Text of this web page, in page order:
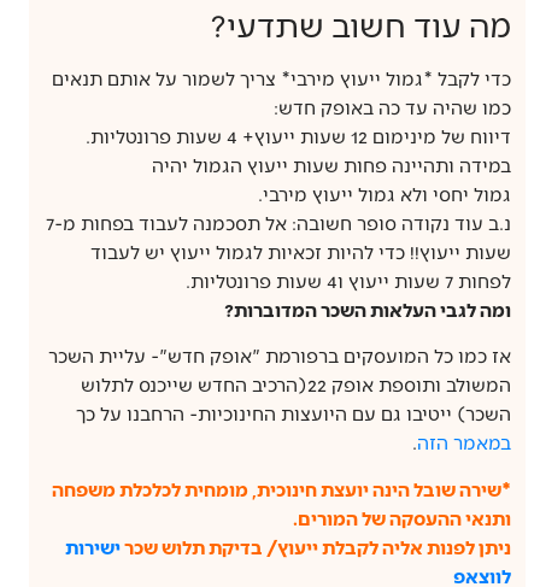
מה עוד חשוב שתדעי?
כדי לקבל *גמול ייעוץ מירבי* צריך לשמור על אותם תנאים
כמו שהיה עד כה באופק חדש:
דיווח של מינימום 12 שעות ייעוץ+ 4 שעות פרונטליות.
במידה ותהיינה פחות שעות ייעוץ הגמול יהיה
גמול יחסי ולא גמול ייעוץ מירבי.
נ.ב עוד נקודה סופר חשובה: אל תסכמנה לעבוד בפחות מ-7
שעות ייעוץ!! כדי להיות זכאיות לגמול ייעוץ יש לעבוד
לפחות 7 שעות ייעוץ ו4 שעות פרונטליות.
ומה לגבי העלאות השכר המדוברות?
אז כמו כל המועסקים ברפורמת "אופק חדש"- עליית השכר
המשולב ותוספת אופק 22(הרכיב החדש שייכנס לתלוש
השכר) ייטיבו גם עם היועצות החינוכיות- הרחבנו על כך
במאמר הזה.
*שירה שובל הינה יועצת חינוכית, מומחית לכלכלת משפחה
ותנאי ההעסקה של המורים.
ניתן לפנות אליה לקבלת ייעוץ/ בדיקת תלוש שכרישירות
לווצאפ